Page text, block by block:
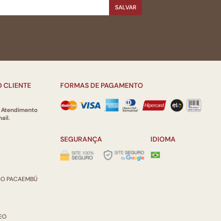
SALVAR
CLIENTE
Atendimento
PACAEMBÚ
FORMAS DE PAGAMENTO
SEGURANÇA IDIOMA